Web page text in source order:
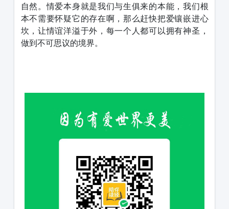
自然。情爱本身就是我们与生俱来的本能，我们根
本不需要怀疑它的存在啊，那么赶快把爱镶嵌进心
坎，让情谊洋溢于外，每一个人都可以拥有神圣，
做到不可思议的境界。